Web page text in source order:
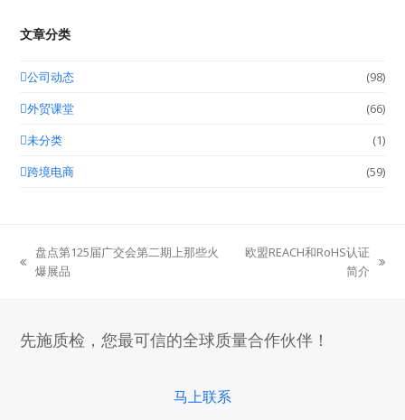
文章分类
公司动态
(98)
外贸课堂
(66)
未分类
(1)
跨境电商
(59)
previous
盘点第125届广交会第二期上那些火
爆展品
欧盟REACH和RoHS认证
简介
先施质检，您最可信的全球质量合作伙伴！
马上联系